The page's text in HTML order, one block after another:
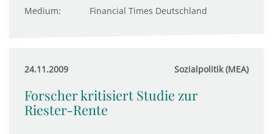
Medium: Financial Times Deutschland
24.11.2009 Sozialpolitik (MEA)
Forscher kritisiert Studie zur
Riester-Rente